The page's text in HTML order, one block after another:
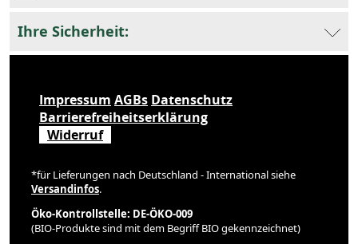
Ihre Sicherheit:
Impressum AGBs Datenschutz
Barrierefreiheitserklärung
Widerruf
*für Lieferungen nach Deutschland - International siehe
Versandinfos.
Öko-Kontrollstelle: DE-ÖKO-009
(BIO-Produkte sind mit dem Begriff BIO gekennzeichnet)